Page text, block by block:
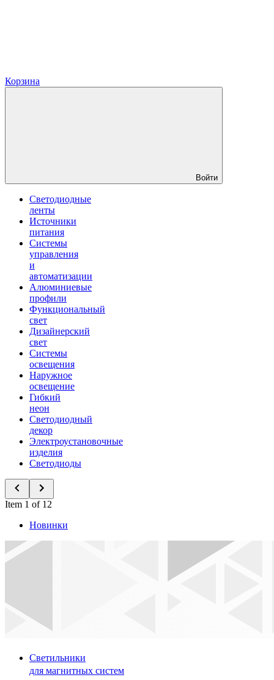
Корзина
Войти
Светодиодные
ленты
Источники
питания
Системы
управления
и
автоматизации
Алюминиевые
профили
Функциональный
свет
Дизайнерский
свет
Системы
освещения
Наружное
освещение
Гибкий
неон
Светодиодный
декор
Электроустановочные
изделия
Светодиоды
Item 1 of 12
Новинки
Светильники
для магнитных систем